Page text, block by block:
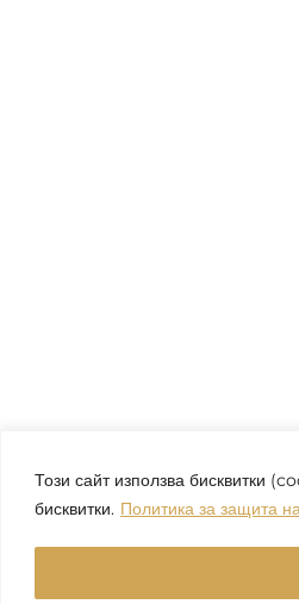
Този сайт използва бисквитки
бисквитки. Политика за защита